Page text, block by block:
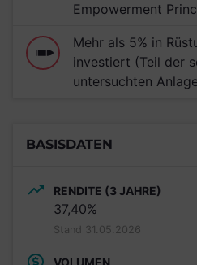
Empowerment
Mehr als 5% in
investiert (Teil der
untersuchten
BASISDATEN
RENDITE (3 JAHRE)
37,40%
Stand 31.05.2026
VOLUMEN